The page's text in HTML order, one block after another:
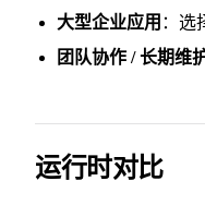
大型企业应用 ：选
团队协作 / 长期维
运行时对比